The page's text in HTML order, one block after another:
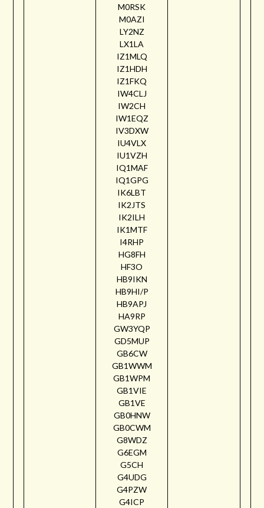
M0RSK
M0AZI
LY2NZ
LX1LA
IZ1MLQ
IZ1HDH
IZ1FKQ
IW4CLJ
IW2CH
IW1EQZ
IV3DXW
IU4VLX
IU1VZH
IQ1MAF
IQ1GPG
IK6LBT
IK2JTS
IK2ILH
IK1MTF
I4RHP
HG8FH
HF3O
HB9IKN
HB9HI/P
HB9APJ
HA9RP
GW3YQP
GD5MUP
GB6CW
GB1WWM
GB1WPM
GB1VIE
GB1VE
GB0HNW
GB0CWM
G8WDZ
G6EGM
G5CH
G4UDG
G4PZW
G4ICP